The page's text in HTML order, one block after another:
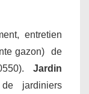
entretien
gazon) de
Jardin
jardiniers